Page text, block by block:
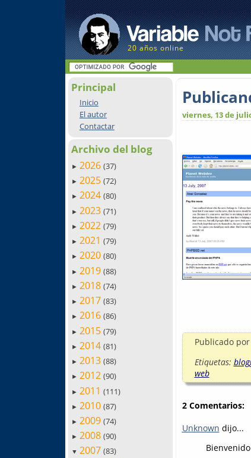
20 años online
Principal
Inicio
El autor
Contactar
Archivo del blog
► 2026 (37)
► 2025 (72)
► 2024 (80)
► 2023 (71)
► 2022 (79)
► 2021 (79)
► 2020 (80)
► 2019 (88)
► 2018 (74)
► 2017 (83)
► 2016 (86)
► 2015 (79)
► 2014 (81)
► 2013 (88)
► 2012 (90)
► 2011 (111)
► 2010 (87)
► 2009 (74)
► 2008 (90)
▼ 2007 (83)
viernes, 13 de
Publicado por
Etiquetas:
web
2 Comentarios:
Unknown dijo...